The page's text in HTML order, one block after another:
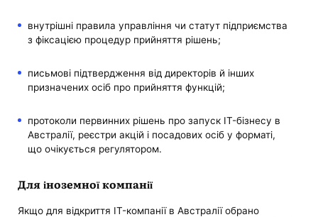
внутрішні правила управління чи статут підприємства
з фіксацією процедур прийняття рішень;
письмові підтвердження від директорів й інших
призначених осіб про прийняття функцій;
протоколи первинних рішень про запуск IT-бізнесу в
Австралії, реєстри акцій і посадових осіб у форматі,
що очікується регулятором.
Для іноземної компанії
Якщо для відкриття IT-компанії в Австралії обрано